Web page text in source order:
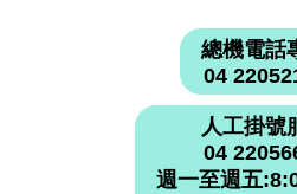
總機電話
04
人工掛號
04
週一至週五